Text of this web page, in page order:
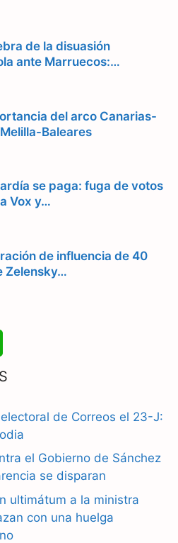
de la disuasión
ante Marruecos:…
del arco Canarias-
Baleares
se paga: fuga de votos
Vox y…
de influencia de 40
Zelensky…
h
t
s
A
p
p
de Correos el 23-J:
el Gobierno de Sánchez
se disparan
ultimátum a la ministra
con una huelga